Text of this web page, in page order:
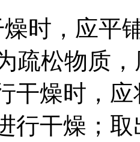
时，应平
疏松物质
干燥时，
行干燥；